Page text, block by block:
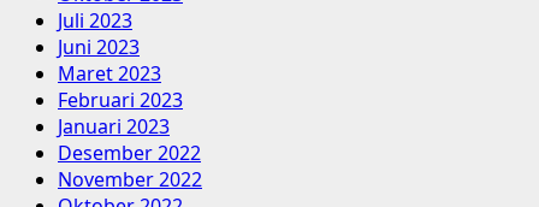
Juli 2023
Juni 2023
Maret 2023
Februari 2023
Januari 2023
Desember 2022
November 2022